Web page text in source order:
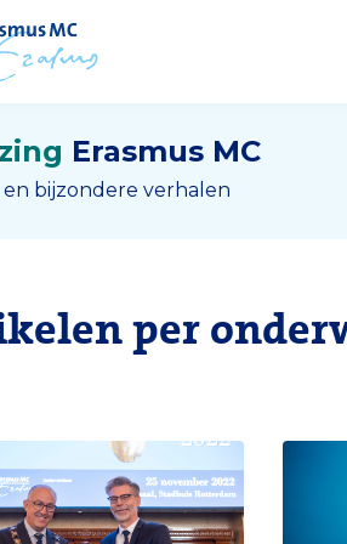
Erasmus MC
en bijzondere verhalen
per